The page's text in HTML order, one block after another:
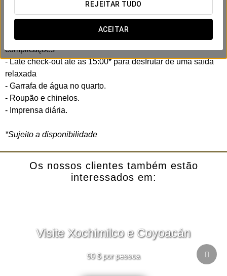
REJEITAR TUDO
ACEITAR
- Early check-in às 10:00* para iniciar a sua estadia sem
complicações
- Late check-out até às 15:00* para desfrutar de uma saída
relaxada
- Garrafa de água no quarto.
- Roupão e chinelos.
- Imprensa diária.
*Sujeito a disponibilidade
Os nossos clientes também estão
interessados em:
Visite Xochimilco e Coyoacán
90 $ por pessoa